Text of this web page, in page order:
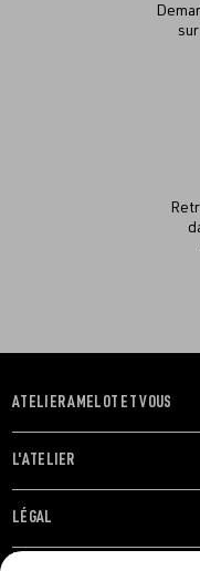
OUVRIR
LE
MENU
ATELIER AMELOT ET VOUS
OUVRIR
LE
MENU
L'ATELIER
OUVRIR
LE
LÉGAL
RESTONS EN CONTACT !